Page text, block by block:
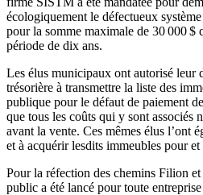
écologiquement le défectueux
pour la somme maximale de 30 000 $
période de dix ans.
Les élus municipaux ont autorisé leur
trésorière à transmettre la liste des
publique pour le défaut de paiement
que tous les coûts qui y sont associés
avant la vente. Ces mêmes élus l’ont
et à acquérir lesdits immeubles pour
Pour la réfection des chemins Filion
public a été lancé pour toute entreprise